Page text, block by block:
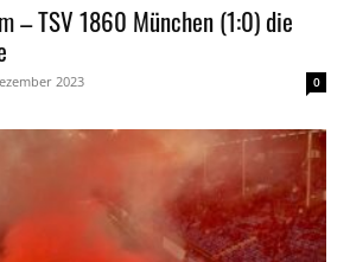
– TSV 1860 München (1:0) die
2023 0